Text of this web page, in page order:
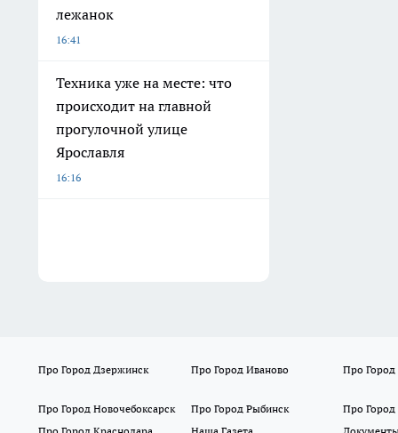
лежанок
16:41
Техника уже на месте: что
происходит на главной
прогулочной улице
Ярославля
16:16
Про Город Дзержинск Про Город Иваново Про
Про Город Новочебоксарск Про Город Рыбинск
Про